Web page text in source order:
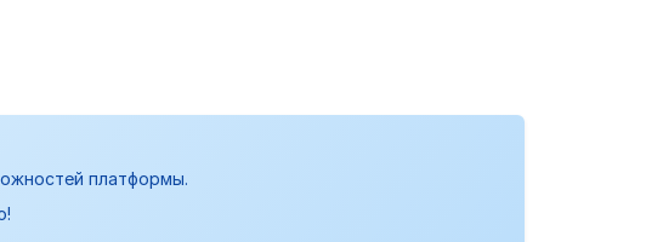
платформы.